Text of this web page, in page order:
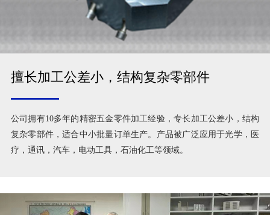
擅长加工公差小，结构复杂零部件
公司拥有10多年的精密五金零件加工经验，专长加工公差小，结构
复杂零部件，适合中小批量订单生产。产品被广泛应用于光学，医
疗，通讯，汽车，电动工具，石油化工等领域。